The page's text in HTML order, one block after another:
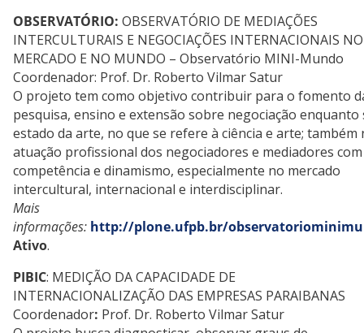
OBSERVATÓRIO: OBSERVATÓRIO DE MEDIAÇÕES
INTERCULTURAIS E NEGOCIAÇÕES INTERNACIONAIS NO
MERCADO E NO MUNDO – Observatório MINI-Mundo
Coordenador: Prof. Dr. Roberto Vilmar Satur
O projeto tem como objetivo contribuir para o fomento
pesquisa, ensino e extensão sobre negociação enquanto
estado da arte, no que se refere à ciência e arte; também
atuação profissional dos negociadores e mediadores com
competência e dinamismo, especialmente no mercado
intercultural, internacional e interdisciplinar.
Mais
informações: http://plone.ufpb.br/
Ativo.
PIBIC: MEDIÇÃO DA CAPACIDADE DE
INTERNACIONALIZAÇÃO DAS EMPRESAS PARAIBANAS
Coordenador: Prof. Dr. Roberto Vilmar Satur